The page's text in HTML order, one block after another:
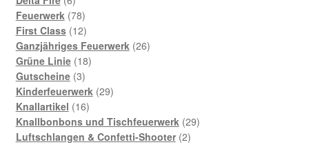
Produkte
Feuerwerk 7878
Produkte
First Class 1212
Produkte
Ganzjähriges Feuerwerk 2626
Grüne Linie 1818
Gutscheine 33
Produkte
Kinderfeuerwerk 2929
Knallartikel 1616
Produkte
Knallbonbons und Tischfeuerwerk 2929
Luftschlangen & Confetti-Shooter 22